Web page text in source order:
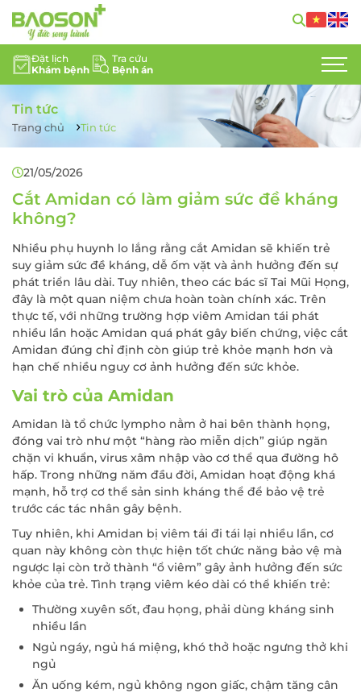
Đặt lịch
Khám bệnh
Tra cứu
Bệnh án
GIỚI THIỆU
CHUYÊN KHOA
ĐỘI NGŨ CHUYÊN GIA
TIN TỨC
HỖ TRỢ KHÁCH HÀNG
LIÊN HỆ
TUYỂN DỤNG
Tin tức
Trang chủ Tin tức
21/05/2026
Cắt Amidan có làm giảm sức đề kháng
không?
Nhiều phụ huynh lo lắng rằng cắt Amidan sẽ khiến trẻ
suy giảm sức đề kháng, dễ ốm vặt và ảnh hưởng đến sự
phát triển lâu dài. Tuy nhiên, theo các bác sĩ Tai Mũi Họng,
đây là một quan niệm chưa hoàn toàn chính xác. Trên
thực tế, với những trường hợp viêm Amidan tái phát
nhiều lần hoặc Amidan quá phát gây biến chứng, việc cắt
Amidan đúng chỉ định còn giúp trẻ khỏe mạnh hơn và
hạn chế nhiều nguy cơ ảnh hưởng đến sức khỏe.
Vai trò của Amidan
Amidan là tổ chức lympho nằm ở hai bên thành họng,
đóng vai trò như một “hàng rào miễn dịch” giúp ngăn
chặn vi khuẩn, virus xâm nhập vào cơ thể qua đường hô
hấp. Trong những năm đầu đời, Amidan hoạt động khá
mạnh, hỗ trợ cơ thể sản sinh kháng thể để bảo vệ trẻ
trước các tác nhân gây bệnh.
Tuy nhiên, khi Amidan bị viêm tái đi tái lại nhiều lần, cơ
quan này không còn thực hiện tốt chức năng bảo vệ mà
ngược lại còn trở thành “ổ viêm” gây ảnh hưởng đến sức
khỏe của trẻ. Tình trạng viêm kéo dài có thể khiến trẻ:
Thường xuyên sốt, đau họng, phải dùng kháng sinh
nhiều lần
Ngủ ngáy, ngủ há miệng, khó thở hoặc ngưng thở khi
ngủ
Ăn uống kém, ngủ không ngon giấc, chậm tăng cân